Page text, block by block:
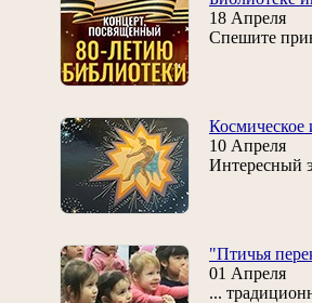
18 Апреля
Спешите
Космическое
10 Апреля
Интересный
"Птичья
01 Апреля
...